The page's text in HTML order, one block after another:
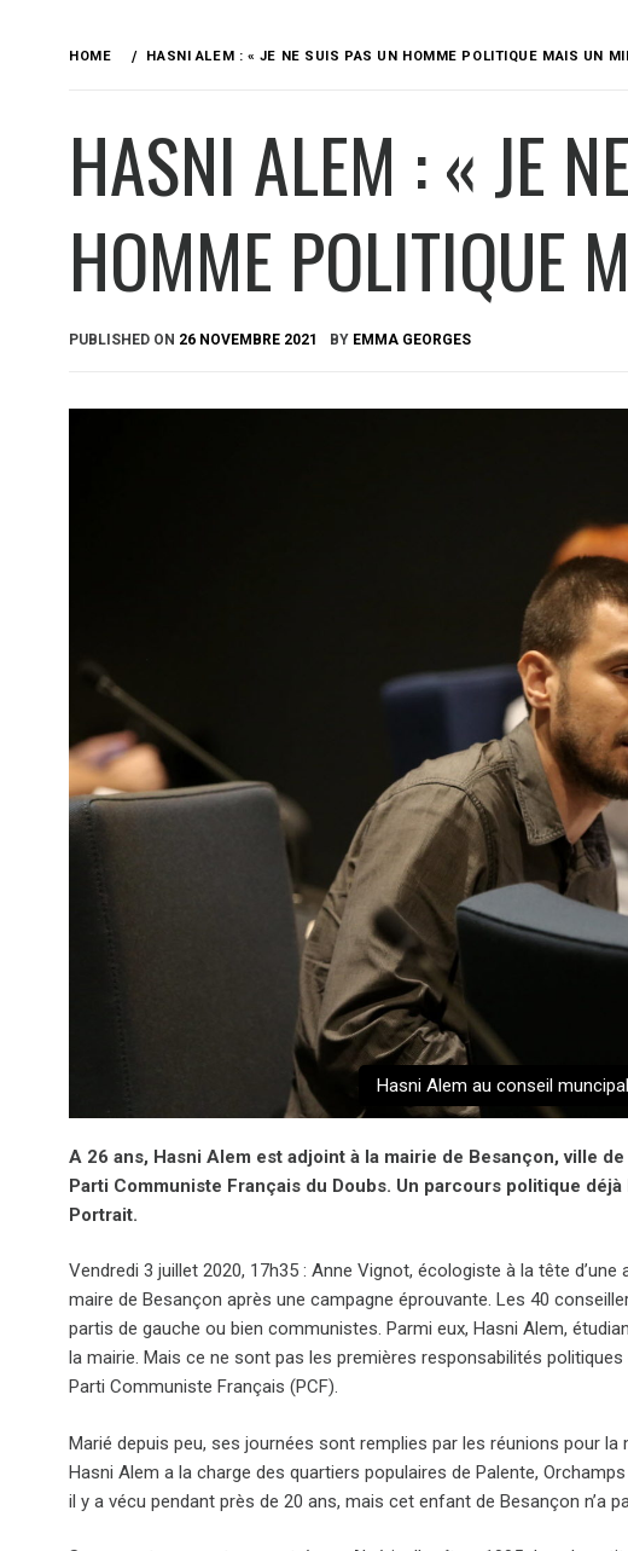
HOME HASNI ALEM : « JE NE SUIS PAS UN HOMME POLITIQUE MAIS UN
HASNI ALEM : « JE
HOMME POLITIQUE
PUBLISHED ON 26 NOVEMBRE 2021 BY EMMA GEORGES
Hasni Alem au conseil
A 26 ans, Hasni Alem est adjoint à la mairie de Besançon, ville
Parti Communiste Français du Doubs. Un parcours politique
Portrait.
Vendredi 3 juillet 2020, 17h35 : Anne Vignot, écologiste à la tête
maire de Besançon après une campagne éprouvante. Les 40
partis de gauche ou bien communistes. Parmi eux, Hasni Alem,
la mairie. Mais ce ne sont pas les premières responsabilités
Parti Communiste Français (PCF).
Marié depuis peu, ses journées sont remplies par les réunions pour
Hasni Alem a la charge des quartiers populaires de Palente,
il y a vécu pendant près de 20 ans, mais cet enfant de Besançon n’a